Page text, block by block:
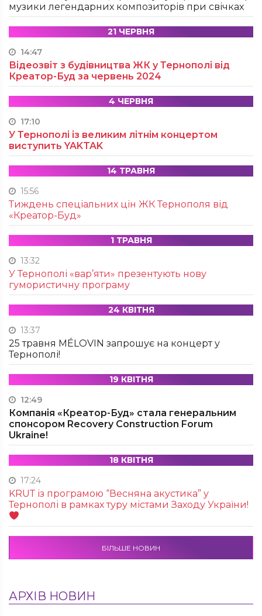
музики легендарних композиторів при свічках
21 ЧЕРВНЯ
14:47
Відеозвіт з будівництва ЖК у Тернополі від
Креатор-Буд за червень 2024
4 ЧЕРВНЯ
17:10
У Тернополі із великим літнім концертом
виступить YAKTAK
14 ТРАВНЯ
15:56
Тиждень спеціальних цін ЖК Тернополя від
«Креатор-Буд»
1 ТРАВНЯ
13:32
У Тернополі «вар’яти» презентують нову
гумористичну програму
24 КВІТНЯ
13:37
25 травня MÉLOVIN запрошує на концерт у
Тернополі!
19 КВІТНЯ
12:49
Компанія «Креатор-Буд» стала генеральним
спонсором Recovery Construction Forum
Ukraine!
18 КВІТНЯ
17:24
KRUТ із програмою “Весняна акустика” у
Тернополі в рамках туру містами Заходу України!
БІЛЬШЕ НОВИН
АРХІВ НОВИН